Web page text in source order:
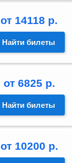
от 14118 р.
Найти билеты
от 6825 р.
Найти билеты
от 10200 р.